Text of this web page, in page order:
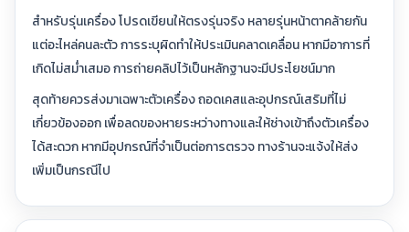
สำหรับรุ่นเครื่อง โปรดเขียนให้ตรงรุ่นจริง หลายรุ่นหน้าตาคล้ายกัน
แต่อะไหล่คนละตัว การระบุผิดทำให้ประเมินคลาดเคลื่อน หากมีอาการที่
เกิดไม่สม่ำเสมอ การถ่ายคลิปไว้เป็นหลักฐานจะมีประโยชน์มาก
สุดท้ายควรส่งมาเฉพาะตัวเครื่อง ถอดเคสและอุปกรณ์เสริมที่ไม่
เกี่ยวข้องออก เพื่อลดของหายระหว่างทางและให้ช่างเข้าถึงตัวเครื่อง
ได้สะดวก หากมีอุปกรณ์ที่จำเป็นต่อการตรวจ ทางร้านจะแจ้งให้ส่ง
เพิ่มเป็นกรณีไป